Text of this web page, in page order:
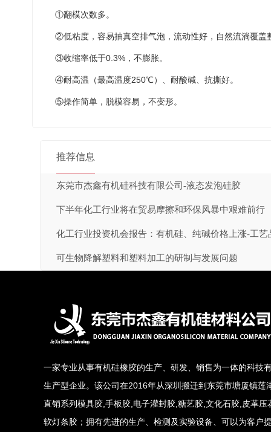
①翻模次数多。
②低粘度，容易抽真空排气泡，流动性好，自然流淌覆盖
③收缩率低于0.3%，不膨胀。
④耐高温（最高温度250℃）、耐酸碱、抗撕好。
⑤操作简单，脱模容易，不变形。
推荐信息
东莞市杰鑫有机硅科技有限公司-液态发泡硅胶
下半年化工行业将在贸易摩擦和环保风暴中艰难前行
化工行业投资机会报告：有机硅、纯碱价格上涨-工艺
可生物降解塑料和塑料加工的研制与发展问题
一家专业从事有机硅橡胶的生产、研发、销售为一体的科技
生产型企业。该公司在2016年从深圳搬迁到东莞市塘厦镇莲
直销系列模具胶,手板胶,电子灌封胶,糖艺胶,文化石胶,皮革压
软灯条胶；拥有先进的生产、检测及实验设备、可以为客户